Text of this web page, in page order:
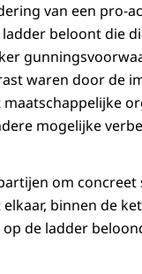
van een pro-
beloont die
waren door de
mogelijke
om concreet
binnen de
de ladder